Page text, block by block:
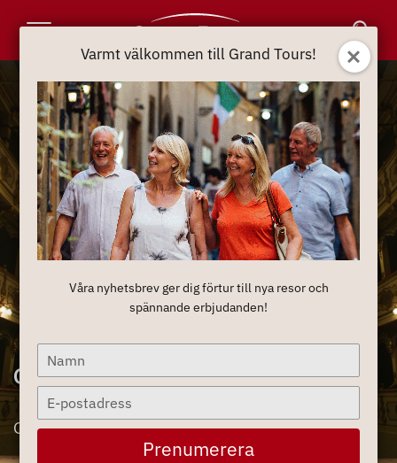
Navigation
Operaresor
Opera och klassisk musik | en inre känsloresa
Varmt välkommen till Grand Tours!
Våra nyhetsbrev ger dig förtur till nya resor och
spännande erbjudanden!
Type
your
name
Type
your
email
Prenumerera